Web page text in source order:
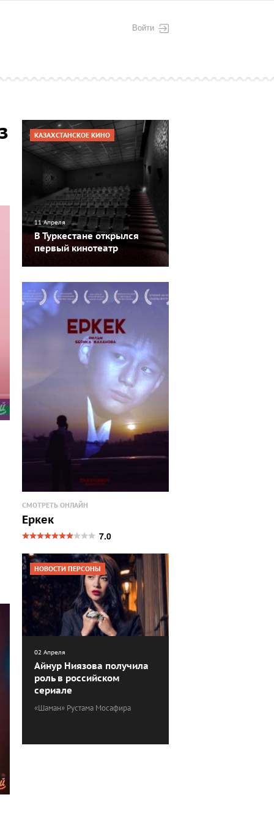
Войти
КАЗАХСТАНСКОЕ КИНО
11 Апреля
В Туркестане открылся
первый кинотеатр
СМОТРЕТЬ ОНЛАЙН
Еркек
7.0
НОВОСТИ ПЕРСОНЫ
02 Апреля
Айнур Ниязова получила
роль в российском
сериале
«Шаман» Рустама Мосафира